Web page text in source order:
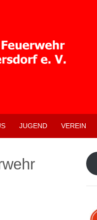
JUGEND VEREIN